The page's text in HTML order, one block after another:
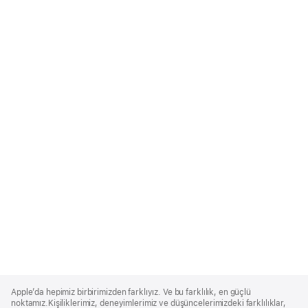
Footer
Apple’da hepimiz birbirimizden farklıyız. Ve bu farklılık, en güçlü
noktamız.Kişiliklerimiz, deneyimlerimiz ve düşüncelerimizdeki farklılıklar,